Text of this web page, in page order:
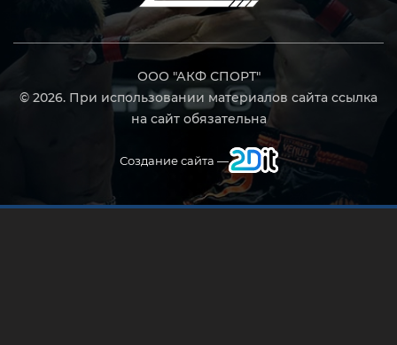
ООО "АКФ СПОРТ"
© 2026. При использовании материалов сайта ссылка
на сайт обязательна
Создание сайта —
Нажмите Enter для поиска или Esc, чтобы закрыть